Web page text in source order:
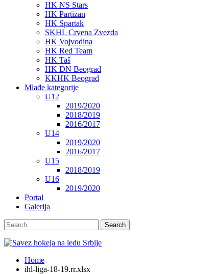
HK NS Stars
HK Partizan
HK Spartak
SKHL Crvena Zvezda
HK Vojvodina
HK Red Team
HK Taš
HK DN Beograd
KKHK Beograd
Mlađe kategorije
U12
2019/2020
2018/2019
2016/2017
U14
2019/2020
2016/2017
U15
2018/2019
U16
2019/2020
Portal
Galerija
Home
ihl-liga-18-19.rr.xlsx